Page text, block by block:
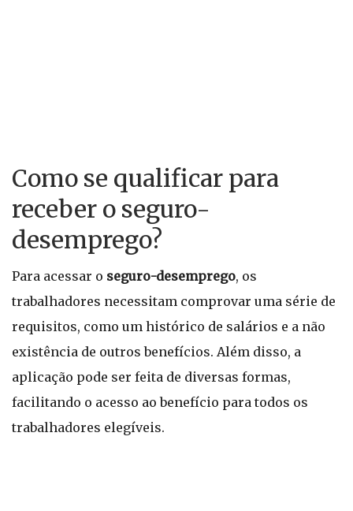
Como se qualificar para
receber o seguro-
desemprego?
Para acessar o seguro-desemprego, os
trabalhadores necessitam comprovar uma série de
requisitos, como um histórico de salários e a não
existência de outros benefícios. Além disso, a
aplicação pode ser feita de diversas formas,
facilitando o acesso ao benefício para todos os
trabalhadores elegíveis.